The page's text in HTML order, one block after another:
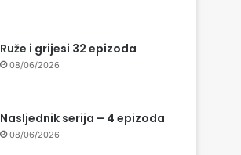
Ruže i grijesi 32 epizoda
08/06/2026
Nasljednik serija – 4 epizoda
08/06/2026